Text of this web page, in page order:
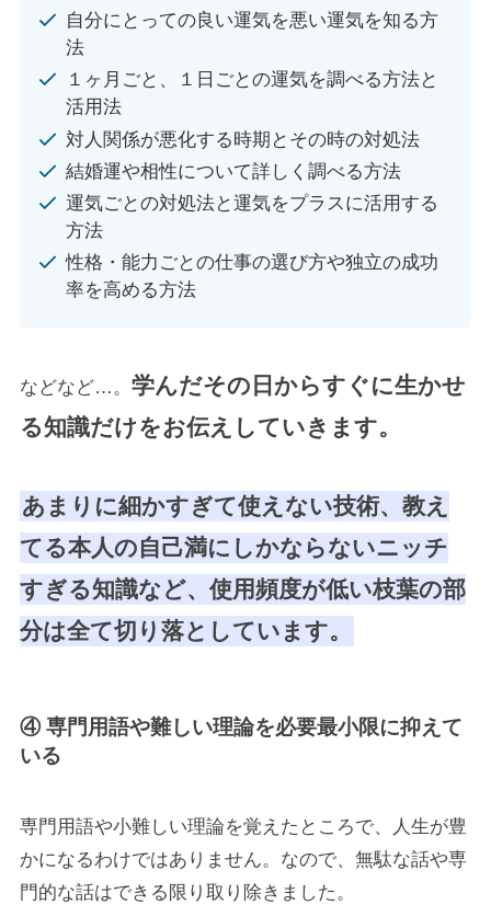
自分にとっての良い運気を悪い運気を知る方
法
１ヶ月ごと、１日ごとの運気を調べる方法と
活用法
対人関係が悪化する時期とその時の対処法
結婚運や相性について詳しく調べる方法
運気ごとの対処法と運気をプラスに活用する
方法
性格・能力ごとの仕事の選び方や独立の成功
率を高める方法
などなど…。 学んだその日からすぐに生かせ
る知識だけをお伝えしていきます。
あまりに細かすぎて使えない技術、教え
てる本人の自己満にしかならないニッチ
すぎる知識など、使用頻度が低い枝葉の部
分は全て切り落としています。
④ 専門用語や難しい理論を必要最小限に抑えて
いる
専門用語や小難しい理論を覚えたところで、人生が豊
かになるわけではありません。なので、無駄な話や専
門的な話はできる限り取り除きました。